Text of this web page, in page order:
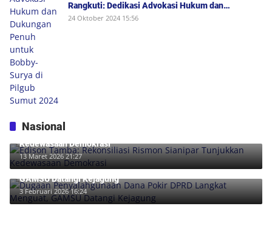
Rangkuti: Dedikasi Advokasi Hukum dan
Dukungan Penuh untuk Bobby-Surya di Pilgub
24 Oktober 2024 15:56
Nasional
Edison Tamba: Rekonsiliasi Rismon Sianipar Tunjukkan
Kedewasaan Demokrasi
13 Maret 2026 21:27
Dugaan Penyalahgunaan Dana Pokir DPRD Langkat Menguat,
GAMSU Datangi Kejagung
3 Februari 2026 16:24